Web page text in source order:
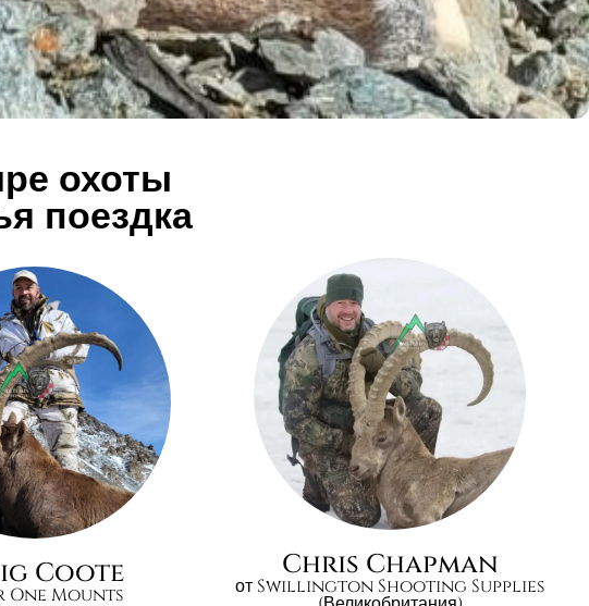
охоты
поездка
Coote
One Mounts
Chris Chapman
от Swillington Shooting Supplies